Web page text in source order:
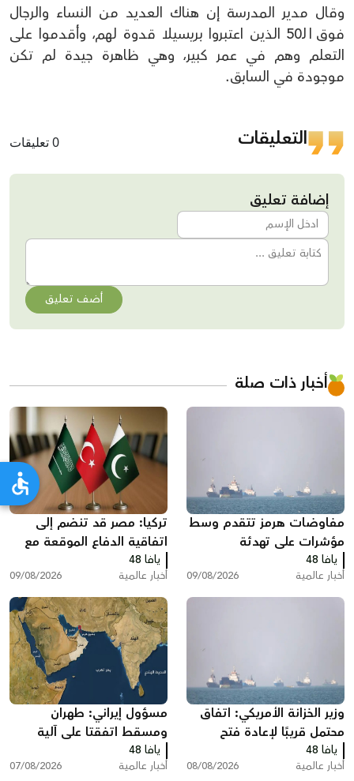
وقال مدير المدرسة إن هناك العديد من النساء والرجال
فوق الـ50 الذين اعتبروا بريسيلا قدوة لهم، وأقدموا على
التعلم وهم في عمر كبير، وهي ظاهرة جيدة لم تكن
موجودة في السابق.
التعليقات 0 تعليقات
إضافة تعليق
أضف تعليق
أخبار ذات صلة
مفاوضات هرمز تتقدم وسط
مؤشرات على تهدئة
يافا 48
أخبار عالمية 09/08/2026
تركيا: مصر قد تنضم إلى
اتفاقية الدفاع الموقعة مع
السعودية وباكستان
يافا 48
أخبار عالمية 09/08/2026
وزير الخزانة الأمريكي: اتفاق
محتمل قريبًا لإعادة فتح
مضيق هرمز وخفض أسعار
الطاقة
يافا 48
أخبار عالمية 08/08/2026
مسؤول إيراني: طهران
ومسقط اتفقتا على آلية
لعبور مضيق هرمز تتضمن
رسوم خدماتية
يافا 48
أخبار عالمية 07/08/2026